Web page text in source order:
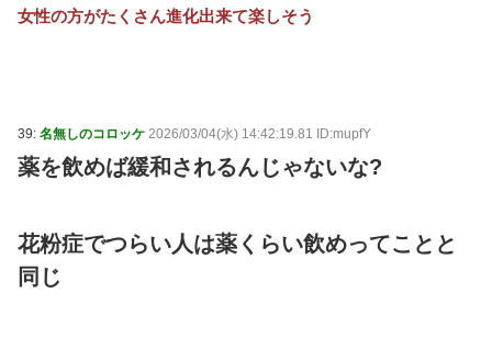
女性の方がたくさん進化出来て楽しそう
39: 名無しのコロッケ 2026/03/04(水) 14:42:19.81 ID:mupfY
薬を飲めば緩和されるんじゃないな?
花粉症でつらい人は薬くらい飲めってことと
同じ